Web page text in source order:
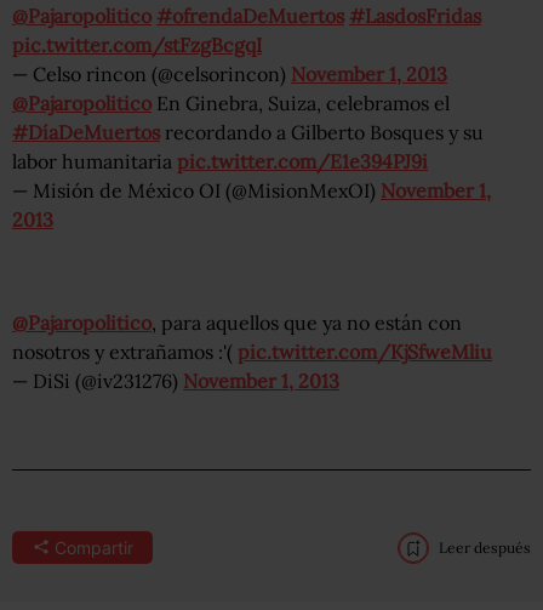
@Pajaropolitico #ofrendaDeMuertos #LasdosFridas
pic.twitter.com/stFzgBcgqI
— Celso rincon (@celsorincon) November 1, 2013
@Pajaropolitico En Ginebra, Suiza, celebramos el
#DíaDeMuertos recordando a Gilberto Bosques y su
labor humanitaria pic.twitter.com/E1e394PJ9i
— Misión de México OI (@MisionMexOI) November 1,
2013
@Pajaropolitico , para aquellos que ya no están con
nosotros y extrañamos :'( pic.twitter.com/KjSfweMliu
— DiSi (@iv231276) November 1, 2013
Compartir Leer después